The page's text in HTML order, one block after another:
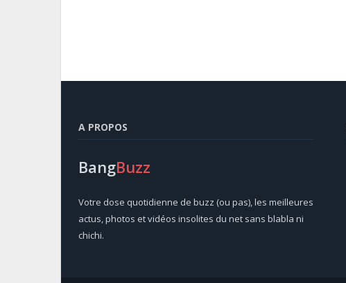
A PROPOS
BangBuzz
Votre dose quotidienne de buzz (ou pas), les meilleures
actus, photos et vidéos insolites du net sans blabla ni
chichi.